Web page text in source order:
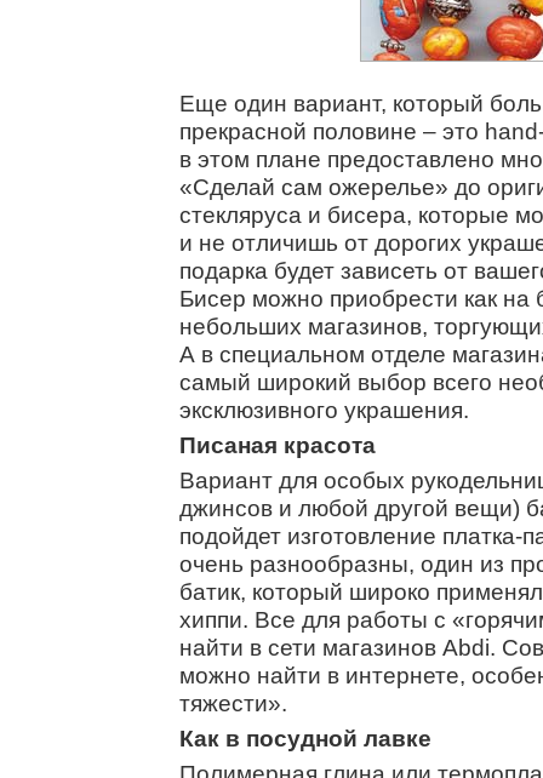
Еще один вариант, который
прекрасной половине – это
в этом плане предоставлено
«Сделай сам ожерелье» до
стекляруса и бисера, которые
и не отличишь от дорогих
подарка будет зависеть от
Бисер можно приобрести как на
небольших магазинов,
А в специальном отделе
самый широкий выбор всего
эксклюзивного украшения.
Писаная красота
Вариант для особых
джинсов и любой другой вещи)
подойдет изготовление
очень разнообразны, один из
батик, который широко
хиппи. Все для работы с
найти в сети магазинов Abdi.
можно найти в интернете,
тяжести».
Как в посудной лавке